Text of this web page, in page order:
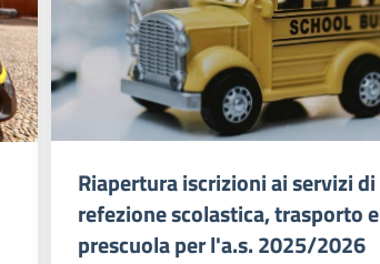
Riapertura iscrizioni ai servizi di
refezione scolastica, trasporto e
prescuola per l'a.s. 2025/2026